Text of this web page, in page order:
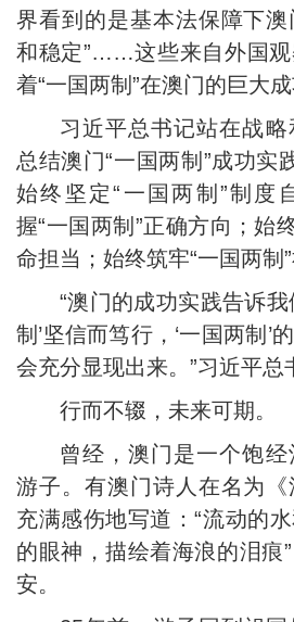
界看到的是基本法保障下
和稳定”……这些来自外国观
着“一国两制”在澳门的巨大成
习近平总书记站在战略
总结澳门“一国两制”成功实
始终坚定“一国两制”制度
握“一国两制”正确方向；始
命担当；始终筑牢“一国两制
“澳门的成功实践告诉
制’坚信而笃行，‘一国两制’
会充分显现出来。”习近平总
行而不辍，未来可期。
曾经，澳门是一个饱
游子。有澳门诗人在名为《
充满感伤地写道：“流动的
的眼神，描绘着海浪的泪痕
安。